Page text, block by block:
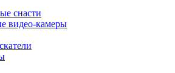
снасти
видео-камеры